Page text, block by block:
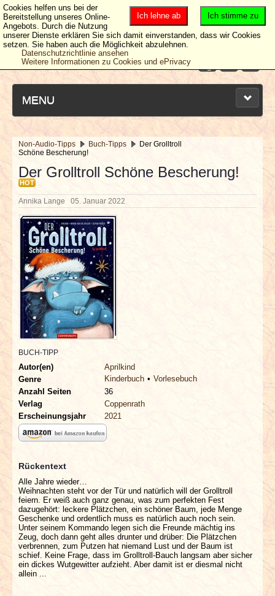
MENU
NEUESTE ARTIKEL
NEWS & DATES
BERICHTE
VERLOSUNGEN
INTERVIEWS
SPECIALS
LINKS
ARCHIV
Non-Audio-Tipps Buch-Tipps
Der Grolltroll
Schöne Bescherung!
Der Grolltroll Schöne Bescherung!
HOT
Annika Lange 05. Januar 2022
BUCH-TIPP
Autor(en)
Aprilkind
Genre
Kinderbuch
Vorlesebuch
Anzahl Seiten
36
Verlag
Coppenrath
Erscheinungsjahr
2021
Rückentext
Alle Jahre wieder…
Weihnachten steht vor der Tür und natürlich will der Grolltroll
feiern. Er weiß auch ganz genau, was zum perfekten Fest
dazugehört: leckere Plätzchen, ein schöner Baum, jede Menge
Geschenke und ordentlich muss es natürlich auch noch sein.
Unter seinem Kommando legen sich die Freunde mächtig ins
Zeug, doch dann geht alles drunter und drüber: Die Plätzchen
verbrennen, zum Putzen hat niemand Lust und der Baum ist
schief. Keine Frage, dass im Grolltroll-Bauch langsam aber sicher
ein dickes Wutgewitter aufzieht. Aber damit ist er diesmal nicht
allein ...
Ich stimme zu
Ich lehne ab
Cookies helfen uns bei der
Bereitstellung unseres Online-
Angebots. Durch die Nutzung
unserer Dienste erklären Sie sich damit einverstanden, dass wir Cookies
setzen. Sie haben auch die Möglichkeit abzulehnen.
Datenschutzrichtlinie ansehen
Weitere Informationen zu Cookies und ePrivacy